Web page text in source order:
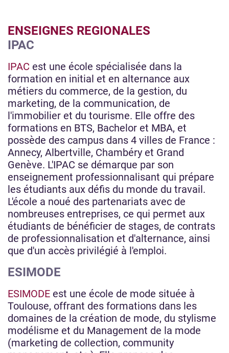
ENSEIGNES REGIONALES
IPAC
IPAC est une école spécialisée dans la
formation en initial et en alternance aux
métiers du commerce, de la gestion, du
marketing, de la communication, de
l'immobilier et du tourisme. Elle offre des
formations en BTS, Bachelor et MBA, et
possède des campus dans 4 villes de France :
Annecy, Albertville, Chambéry et Grand
Genève. L'IPAC se démarque par son
enseignement professionnalisant qui prépare
les étudiants aux défis du monde du travail.
L'école a noué des partenariats avec de
nombreuses entreprises, ce qui permet aux
étudiants de bénéficier de stages, de contrats
de professionnalisation et d'alternance, ainsi
que d'un accès privilégié à l'emploi.
ESIMODE
ESIMODE est une école de mode située à
Toulouse, offrant des formations dans les
domaines de la création de mode, du stylisme
modélisme et du Management de la mode
(marketing de collection, community